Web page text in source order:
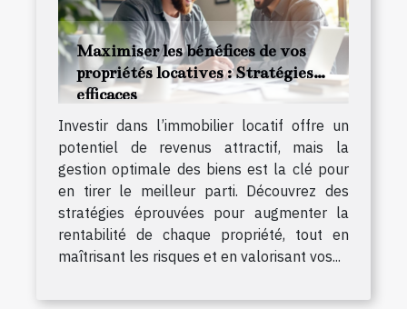
Maximiser les bénéfices de vos
propriétés locatives : Stratégies
efficaces
Investir dans l’immobilier locatif offre un
potentiel de revenus attractif, mais la
gestion optimale des biens est la clé pour
en tirer le meilleur parti. Découvrez des
stratégies éprouvées pour augmenter la
rentabilité de chaque propriété, tout en
maîtrisant les risques et en valorisant vos...